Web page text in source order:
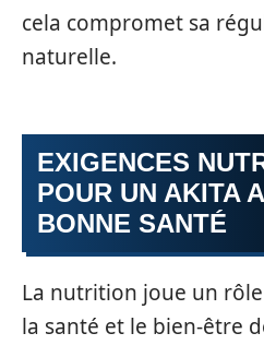
cela compromet sa
naturelle.
EXIGENCES
POUR UN AKITA
BONNE SANTÉ
La nutrition joue un
la santé et le bien-être